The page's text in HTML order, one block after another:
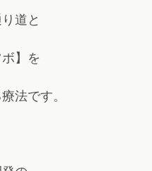
道と
】を
法です。